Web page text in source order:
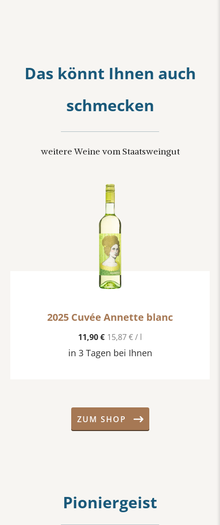
Das könnt Ihnen auch
schmecken
weitere Weine vom Staatsweingut
2025 Cuvée Annette blanc
11,90 € 15,87 € / l
in 3 Tagen bei Ihnen
ZUM SHOP
Pioniergeist